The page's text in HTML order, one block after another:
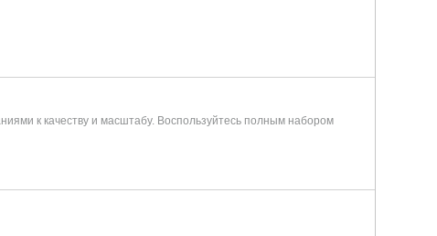
к качеству и масштабу. Воспользуйтесь полным набором